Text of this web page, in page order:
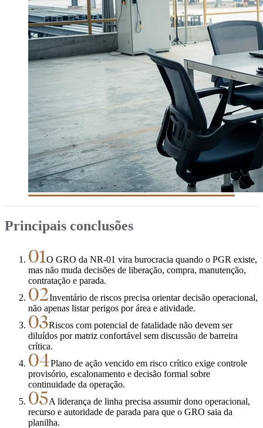
Principais conclusões
01O GRO da NR-01 vira burocracia quando o PGR existe,
mas não muda decisões de liberação, compra, manutenção,
contratação e parada.
02Inventário de riscos precisa orientar decisão operacional,
não apenas listar perigos por área e atividade.
03Riscos com potencial de fatalidade não devem ser
diluídos por matriz confortável sem discussão de barreira
crítica.
04Plano de ação vencido em risco crítico exige controle
provisório, escalonamento e decisão formal sobre
continuidade da operação.
05A liderança de linha precisa assumir dono operacional,
recurso e autoridade de parada para que o GRO saia da
planilha.